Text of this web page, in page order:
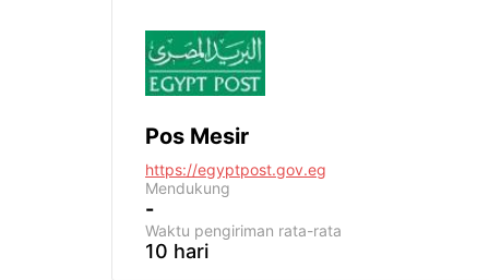
Pos Mesir
https://egyptpost.gov.eg
Mendukung
-
Waktu pengiriman rata-rata
10 hari